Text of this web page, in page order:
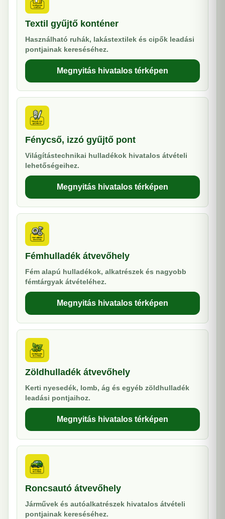
Textil gyűjtő konténer
Használható ruhák, lakástextilek és cipők leadási
pontjainak kereséséhez.
Megnyitás hivatalos térképen
Fénycső, izzó gyűjtő pont
Világítástechnikai hulladékok hivatalos átvételi
lehetőségeihez.
Megnyitás hivatalos térképen
Fémhulladék átvevőhely
Fém alapú hulladékok, alkatrészek és nagyobb
fémtárgyak átvételéhez.
Megnyitás hivatalos térképen
Zöldhulladék átvevőhely
Kerti nyesedék, lomb, ág és egyéb zöldhulladék
leadási pontjaihoz.
Megnyitás hivatalos térképen
Roncsautó átvevőhely
Járművek és autóalkatrészek hivatalos átvételi
pontjainak kereséséhez.